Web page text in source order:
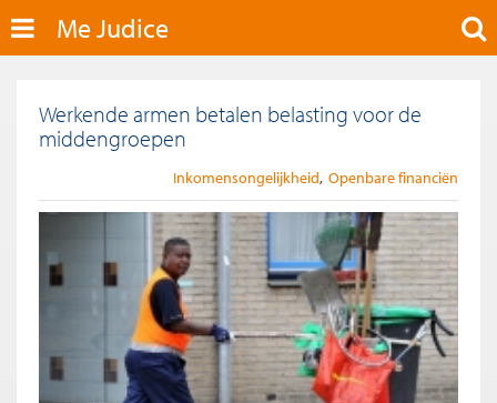
Me Judice
Werkende armen betalen belasting voor de
middengroepen
Inkomensongelijkheid Openbare financiën